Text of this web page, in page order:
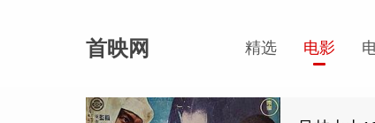
首映网 精选 电影